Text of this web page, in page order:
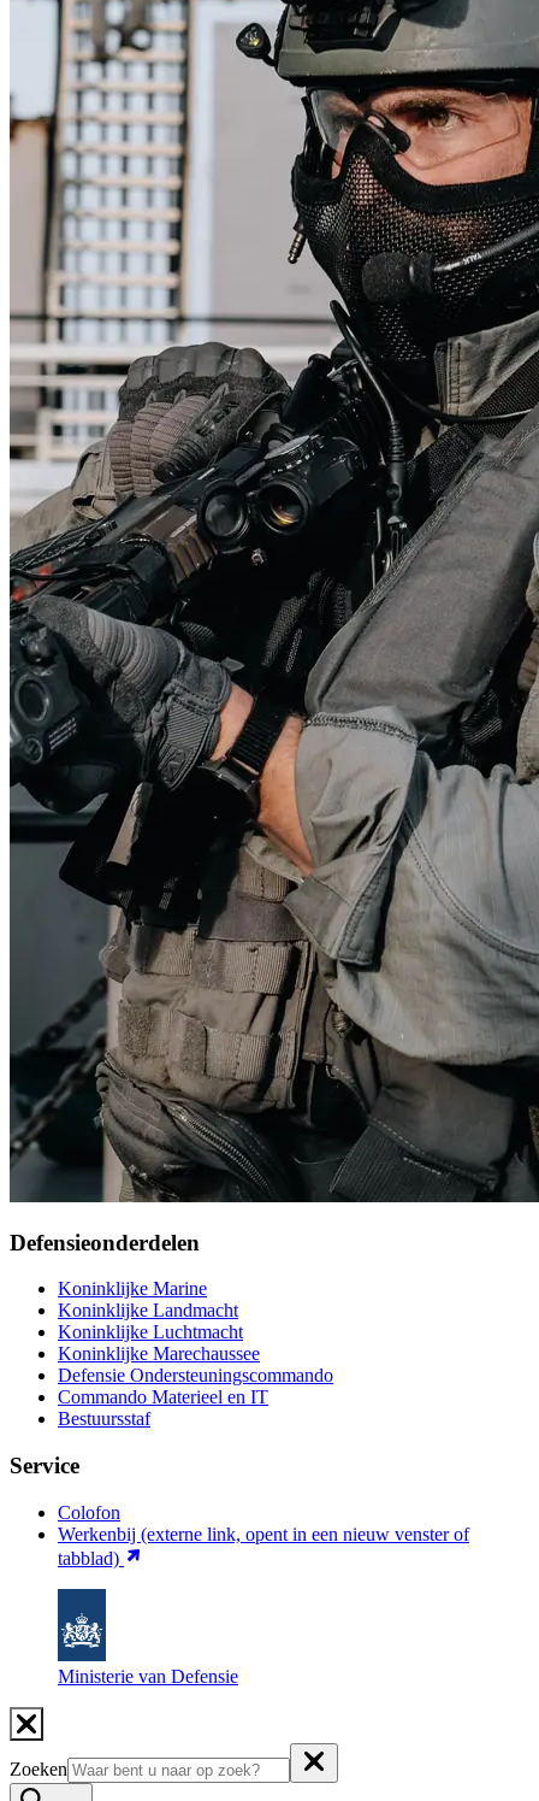
Defensieonderdelen
Koninklijke Marine
Koninklijke Landmacht
Koninklijke Luchtmacht
Koninklijke Marechaussee
Defensie Ondersteuningscommando
Commando Materieel en IT
Bestuursstaf
Service
Colofon
Werkenbij (externe link, opent in een nieuw venster of
tabblad)
Ministerie van Defensie
Zoeken